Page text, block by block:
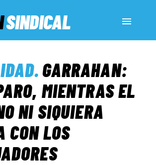
SINDICAL
.GARRAHAN:
MIENTRAS EL
NI SIQUIERA
CON LOS